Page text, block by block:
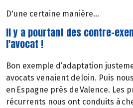
D'une certaine manière...
Il y a pourtant des contre-
l'avocat !
Bon exemple d’adaptation
avocats venaient de loin. Puis
en Espagne près de Valence. Les
récurrents nous ont conduits à